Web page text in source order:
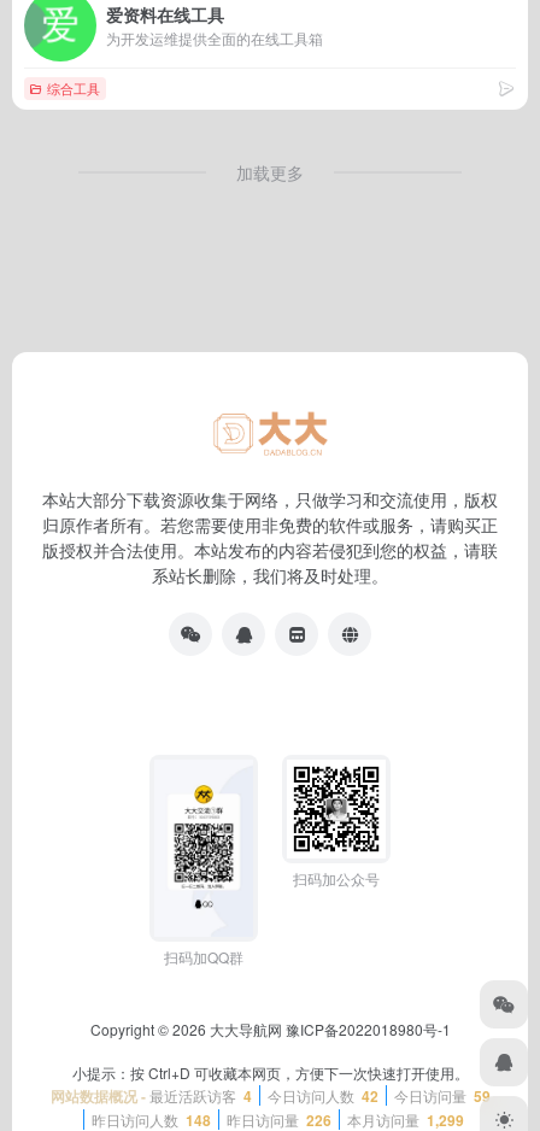
爱资料在线工具
为开发运维提供全面的在线工具箱
综合工具
加载更多
本站大部分下载资源收集于网络，只做学习和交流使用，版权
归原作者所有。若您需要使用非免费的软件或服务，请购买正
版授权并合法使用。本站发布的内容若侵犯到您的权益，请联
系站长删除，我们将及时处理。
扫码加QQ群
扫码加公众号
Copyright © 2026 大大导航网 豫ICP备2022018980号-1
小提示：按 Ctrl+D 可收藏本网页，方便下一次快速打开使用。
网站数据概况 -最近活跃访客 4 今日访问人数 42 今日访问量 59
昨日访问人数 148 昨日访问量 226 本月访问量 1,299